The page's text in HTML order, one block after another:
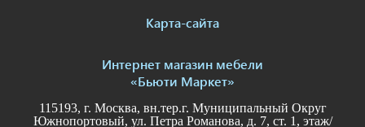
Карта-сайта
Интернет магазин мебели
«Бьюти Маркет»
115193, г. Москва, вн.тер.г. Муниципальный Округ
Южнопортовый, ул. Петра Романова, д. 7, ст. 1, этаж/